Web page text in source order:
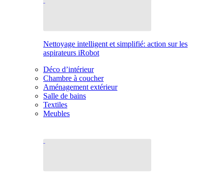
Nettoyage intelligent et simplifié: action sur les
aspirateurs iRobot
Déco d’intérieur
Chambre à coucher
Aménagement extérieur
Salle de bains
Textiles
Meubles